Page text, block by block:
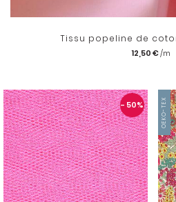
Tissu popeline de
12,50 €
- 50% OEKO-TEX